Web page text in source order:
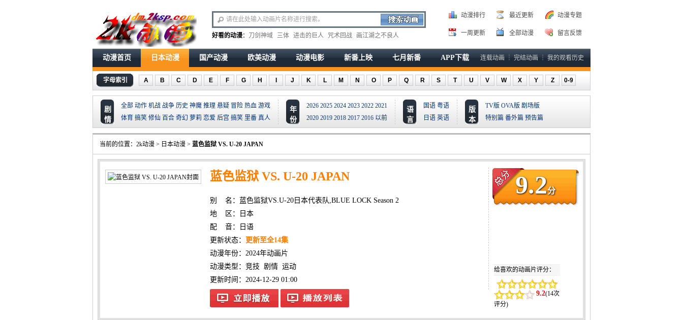
好看的动漫： 刀剑神域 三体 进击的巨人 咒术回战 画江湖之不良人
动漫排行 最近更新 动漫专题
一周更新 全部动漫 留言反馈
动漫首页 日本动漫 国产动漫 欧美动漫 动漫电影 新番上映 七月新番 APP下载 连载动画 ┆ 完结动画 ┆ 我的观看历史
字母索引 A B C D E F G H J K L M N O P Q R S T U V W X Y Z 0-9
剧
情
全部 动作 机战 战争 历史 神魔 推理 悬疑 冒险 热血 游戏
体育 搞笑 修仙 百合 奇幻 萝莉 恋爱 后宫 搞笑 里番 真人
年
份
2026 2025 2024 2023 2022 2021
2020 2019 2018 2017 2016 以前
语
言
国语 粤语
日语 英语
版
本
TV版 OVA版 剧场版
特别篇 番外篇 预告篇
当前的位置： 2k动漫 > 日本动漫 > 蓝色监狱 VS. U-20 JAPAN
9.2分
给喜欢的动画片评分：
9.2(14次
评分)
蓝色监狱 VS. U-20 JAPAN
别 名：蓝色监狱VS.U-20日本代表队,BLUE LOCK Season 2
地 区：日本
配 音：日语
更新状态：
更新至全14集
动漫年份： 2024年动画片
动漫类型： 竞技 剧情 运动
更新时间：2024-12-29 01:00